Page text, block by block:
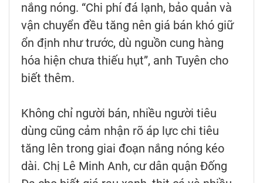
nắng nóng. “Chi phí đá lạnh, bảo quản và
vận chuyển đều tăng nên giá bán khó giữ
ổn định như trước, dù nguồn cung hàng
hóa hiện chưa thiếu hụt”, anh Tuyên cho
biết thêm.
Không chỉ người bán, nhiều người tiêu
dùng cũng cảm nhận rõ áp lực chi tiêu
tăng lên trong giai đoạn nắng nóng kéo
dài. Chị Lê Minh Anh, cư dân quận Đống